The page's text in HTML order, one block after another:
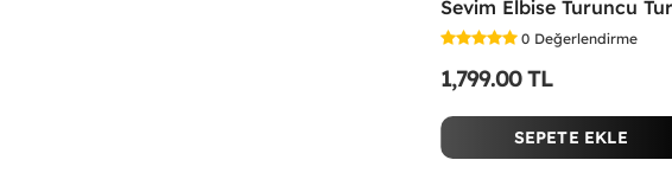
0 Değerlendirme
1,799.00 TL
SEPETE EKLE